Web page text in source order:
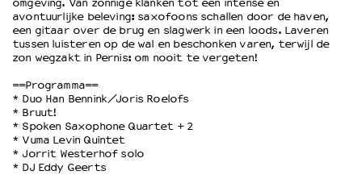
Schoolvoorstellingen
Filmprogramma’s Primair Onderwijs
Filmprogramma’s VO/MBO
Speciale educatieprogramma’s
OVER LANTARENVENSTER
Wat we doen
Werken bij
omgeving. Van zonnige klanken tot een intense en
avontuurlijke beleving: saxofoons schallen door de haven,
een gitaar over de brug en slagwerk in een loods. Laveren
tussen luisteren op de wal en beschonken varen, terwijl de
zon wegzakt in Pernis: om nooit te vergeten!
==Programma==
* Duo Han Bennink/Joris Roelofs
* Bruut!
* Spoken Saxophone Quartet + 2
* Vuma Levin Quintet
* Jorrit Westerhof solo
* DJ Eddy Geerts